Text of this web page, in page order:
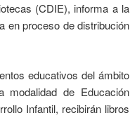
(CDIE), informa a la
en proceso de distribución
educativos del ámbito
de Educación
Infantil, recibirán libros